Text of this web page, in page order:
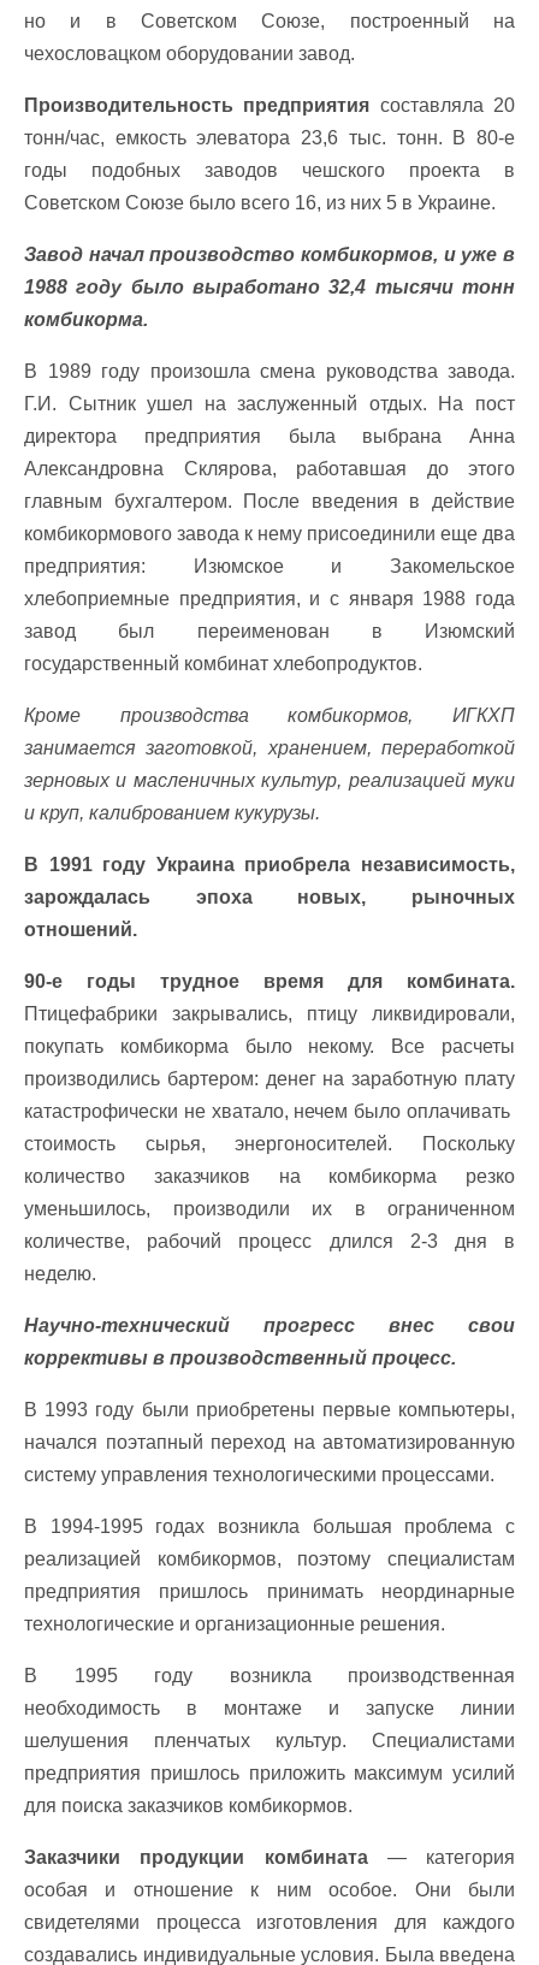
но и в Советском Союзе, построенный на
чехословацком оборудовании завод.
Производительность предприятия составляла 20
тонн/час, емкость элеватора 23,6 тыс. тонн. В 80-е
годы подобных заводов чешского проекта в
Советском Союзе было всего 16, из них 5 в Украине.
Завод начал производство комбикормов, и уже в
1988 году было выработано 32,4 тысячи тонн
комбикорма.
В 1989 году произошла смена руководства завода.
Г.И. Сытник ушел на заслуженный отдых. На пост
директора предприятия была выбрана Анна
Александровна Склярова, работавшая до этого
главным бухгалтером. После введения в действие
комбикормового завода к нему присоединили еще два
предприятия: Изюмское и Закомельское
хлебоприемные предприятия, и с января 1988 года
завод был переименован в Изюмский
государственный комбинат хлебопродуктов.
Кроме производства комбикормов, ИГКХП
занимается заготовкой, хранением, переработкой
зерновых и масленичных культур, реализацией муки
и круп, калиброванием кукурузы.
В 1991 году Украина приобрела независимость,
зарождалась эпоха новых, рыночных
отношений.
90-е годы трудное время для комбината.
Птицефабрики закрывались, птицу ликвидировали,
покупать комбикорма было некому. Все расчеты
производились бартером: денег на заработную плату
катастрофически не хватало, нечем было оплачивать
стоимость сырья, энергоносителей. Поскольку
количество заказчиков на комбикорма резко
уменьшилось, производили их в ограниченном
количестве, рабочий процесс длился 2-3 дня в
неделю.
Научно-технический прогресс внес свои
коррективы в производственный процесс.
В 1993 году были приобретены первые компьютеры,
начался поэтапный переход на автоматизированную
систему управления технологическими процессами.
В 1994-1995 годах возникла большая проблема с
реализацией комбикормов, поэтому специалистам
предприятия пришлось принимать неординарные
технологические и организационные решения.
В 1995 году возникла производственная
необходимость в монтаже и запуске линии
шелушения пленчатых культур. Специалистами
предприятия пришлось приложить максимум усилий
для поиска заказчиков комбикормов.
Заказчики продукции комбината— категория
особая и отношение к ним особое. Они были
свидетелями процесса изготовления для каждого
создавались индивидуальные условия. Была введена